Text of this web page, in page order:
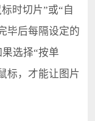
时切片”或“自
毕后每隔设定的
选择“按单
标，才能让图片